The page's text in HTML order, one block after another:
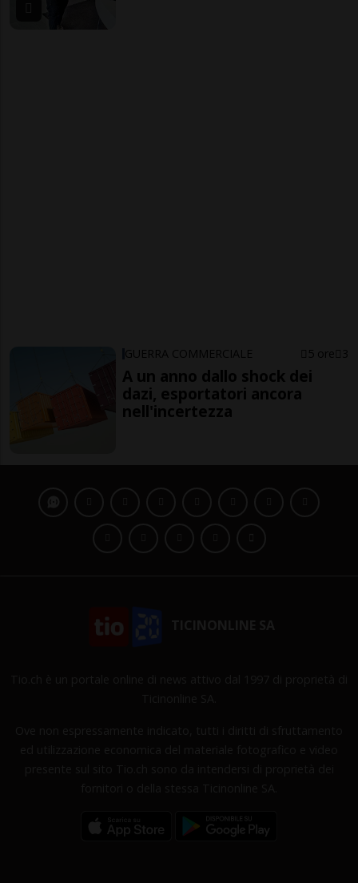
GUERRA COMMERCIALE 5 ore 3
A un anno dallo shock dei
dazi, esportatori ancora
nell'incertezza